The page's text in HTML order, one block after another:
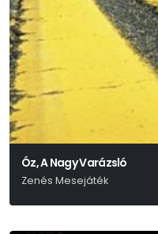
Óz, A Nagy Varázsló
Zenés Mesejáték